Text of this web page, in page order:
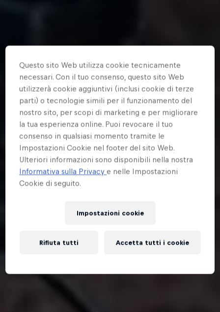
Questo sito Web utilizza cookie tecnicamente
necessari. Con il tuo consenso, questo sito Web
utilizzerà cookie aggiuntivi (inclusi cookie di terze
parti) o tecnologie simili per il funzionamento del
nostro sito, per scopi di marketing e per migliorare
la tua esperienza online. Puoi revocare il tuo
consenso in qualsiasi momento tramite le
Impostazioni Cookie nel footer del sito Web.
Ulteriori informazioni sono disponibili nella nostra
Informativa sulla Privacye nelle Impostazioni
Cookie di seguito.
Impostazioni cookie
Rifiuta tutti Accetta tutti i cookie